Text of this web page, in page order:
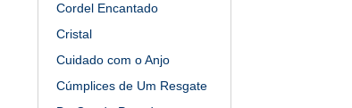
Cordel Encantado
Cristal
Cuidado com o Anjo
Cúmplices de Um Resgate